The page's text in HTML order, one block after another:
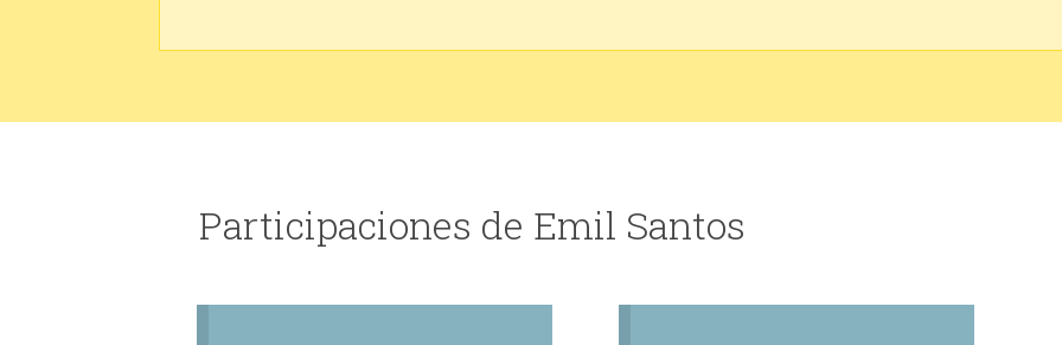
Participaciones de Emil Santos